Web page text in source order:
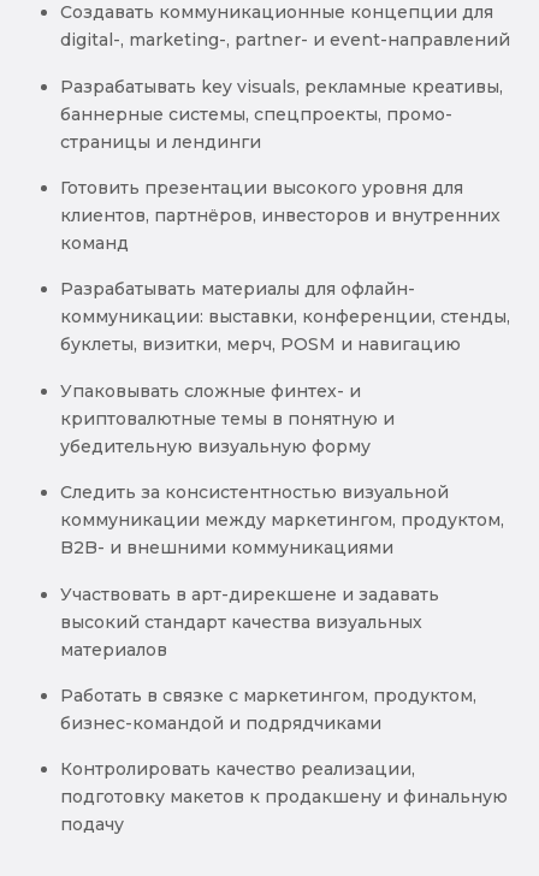
Создавать коммуникационные концепции для
digital-, marketing-, partner- и event-направлений
Разрабатывать key visuals, рекламные креативы,
баннерные системы, спецпроекты, промо-
страницы и лендинги
Готовить презентации высокого уровня для
клиентов, партнёров, инвесторов и внутренних
команд
Разрабатывать материалы для офлайн-
коммуникации: выставки, конференции, стенды,
буклеты, визитки, мерч, POSM и навигацию
Упаковывать сложные финтех- и
криптовалютные темы в понятную и
убедительную визуальную форму
Следить за консистентностью визуальной
коммуникации между маркетингом, продуктом,
B2B- и внешними коммуникациями
Участвовать в арт-дирекшене и задавать
высокий стандарт качества визуальных
материалов
Работать в связке с маркетингом, продуктом,
бизнес-командой и подрядчиками
Контролировать качество реализации,
подготовку макетов к продакшену и финальную
подачу